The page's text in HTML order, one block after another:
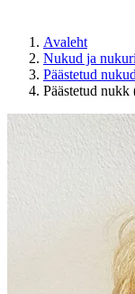
Avaleht
Nukud ja
Päästetud nukud
Päästetud